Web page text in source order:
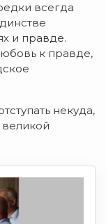
всегда
и правде.
к правде,
некуда,